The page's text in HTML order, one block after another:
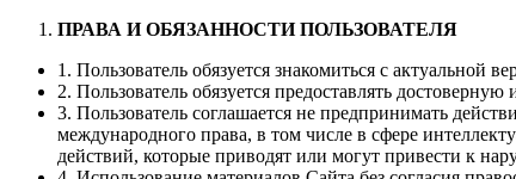
ПРАВА И ОБЯЗАННОСТИ ПОЛЬЗОВАТЕЛЯ
1. Пользователь обязуется знакомиться с
2. Пользователь обязуется предоставлять
3. Пользователь соглашается не предпринимать
международного права, в том числе в сфере
действий, которые приводят или могут привести к